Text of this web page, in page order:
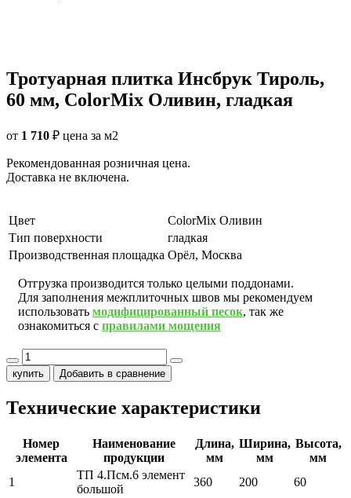
Тротуарная плитка Инсбрук Тироль,
60 мм, ColorMix Оливин, гладкая
от 1 710 ₽ цена за м2
Рекомендованная розничная цена.
Доставка не включена.
Цвет
ColorMix Оливин
Тип поверхности
гладкая
Производственная площадка Орёл, Москва
Отгрузка производится только целыми поддонами.
Для заполнения межплиточных швов мы рекомендуем
использовать модифицированный песок, так же
ознакомиться с правилами мощения
купить Добавить в сравнение
Технические характеристики
Номер
элемента
Наименование
продукции
Длина,
мм
Ширина,
мм
Высота,
мм
1
ТП 4.Псм.6 элемент
большой
360 200 60